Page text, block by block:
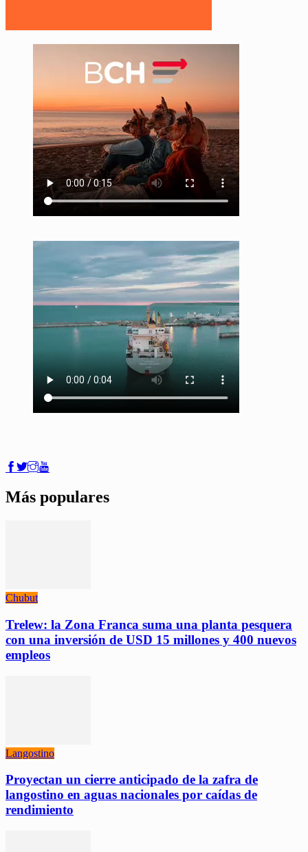
Más populares
Chubut
Trelew: la Zona Franca suma una planta pesquera
con una inversión de USD 15 millones y 400 nuevos
empleos
Langostino
Proyectan un cierre anticipado de la zafra de
langostino en aguas nacionales por caídas de
rendimiento